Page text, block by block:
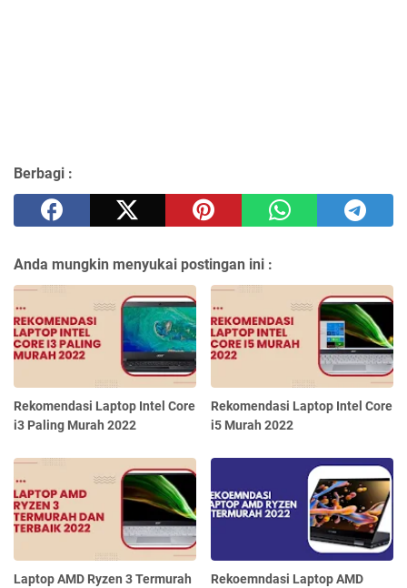
Berbagi :
Anda mungkin menyukai postingan ini :
Rekomendasi Laptop Intel Core
i3 Paling Murah 2022
Rekomendasi Laptop Intel Core
i5 Murah 2022
Laptop AMD Ryzen 3 Termurah
Rekoemndasi Laptop AMD